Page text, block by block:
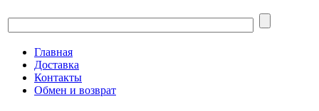
Главная
Доставка
Контакты
Обмен и возврат